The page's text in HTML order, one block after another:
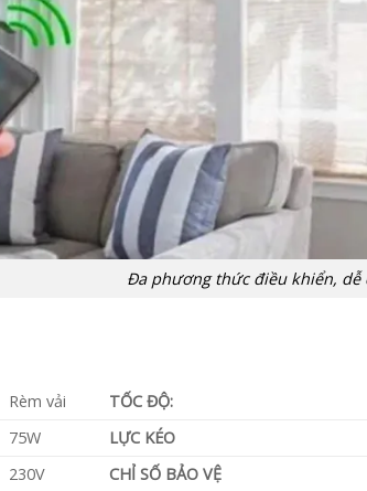
Đa phương thức điều khiển,
Rèm vải TỐC ĐỘ:
75W LỰC KÉO
230V CHỈ SỐ BẢO VỆ